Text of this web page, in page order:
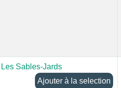
Sables-Jards
Ajouter à la selection